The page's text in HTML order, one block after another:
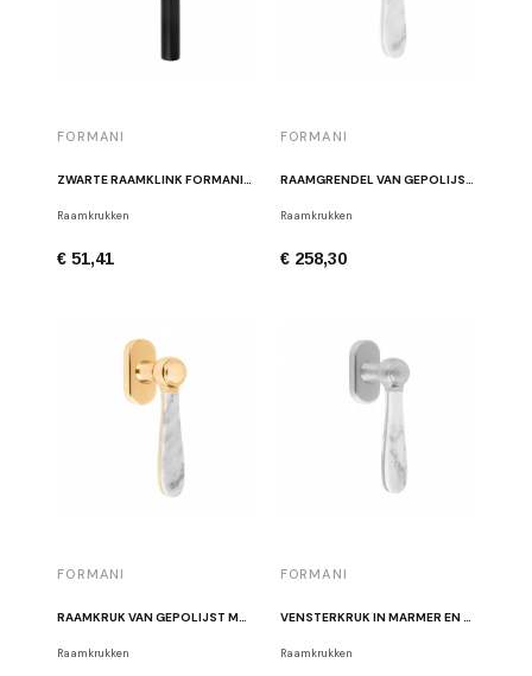
FORMANI
Raamkrukken
€ 51,41
FORMANI
Raamkrukken
€ 258,30
FORMANI
RAAMKRUK VAN GEPOLIJST MARMER EN VERGULD LAZARO ROSA-VIOLAN LZ100MA-DK OLMA
Raamkrukken
FORMANI
VENSTERKRUK IN MARMER EN GEBORSTELD ROESTVRIJ STAAL LAZARO ROSA-VIOLAN LZ100MA-DK INMA
Raamkrukken